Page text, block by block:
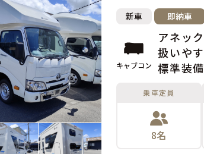
新車 即納車
キャブコン
アネッ
扱いや
標準装
乗車定員
8名